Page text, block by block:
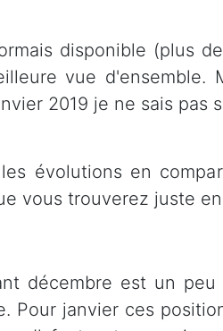
disponible (plus
vue
2019 je ne sais
évolutions en
vous trouverez juste
décembre est un
Pour janvier ces